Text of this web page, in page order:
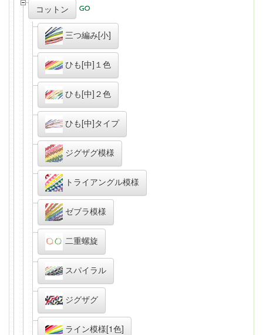
コットン
三つ編み[小]
ひも[中]１色
ひも[中]２色
ひも[中]タイプ
ジグザグ模様
トライアングル模様
ゼブラ模様
二重螺旋
スパイラル
ジグザグ
ライン模様[1色]